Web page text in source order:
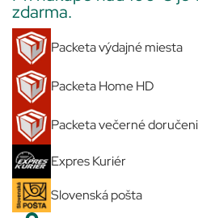
zdarma.
Packeta výdajné miesta
Packeta Home HD
Packeta večerné
Expres Kuriér
Slovenská pošta